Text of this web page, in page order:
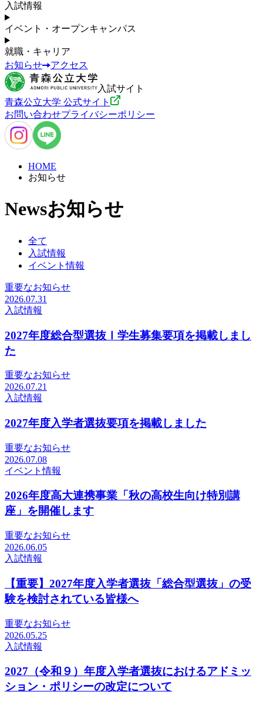
入試情報
イベント・オープンキャンパス
就職・キャリア
お知らせ
アクセス
入試サイト
青森公立大学 公式サイト
お問い合わせプライバシーポリシー
HOME
お知らせ
Newsお知らせ
全て
入試情報
イベント情報
重要なお知らせ
2026.07.31
入試情報
2027年度総合型選抜Ⅰ学生募集要項を掲載しまし
た
重要なお知らせ
2026.07.21
入試情報
2027年度入学者選抜要項を掲載しました
重要なお知らせ
2026.07.08
イベント情報
2026年度高大連携事業「秋の高校生向け特別講
座」を開催します
重要なお知らせ
2026.06.05
入試情報
【重要】2027年度入学者選抜「総合型選抜」の受
験を検討されている皆様へ
重要なお知らせ
2026.05.25
入試情報
2027（令和９）年度入学者選抜におけるアドミッ
ション・ポリシーの改定について